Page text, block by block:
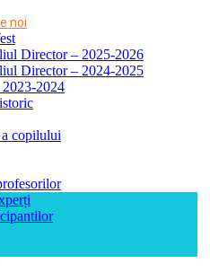
noi
Director – 2025-2026
Director – 2024-2025
2024
copilului